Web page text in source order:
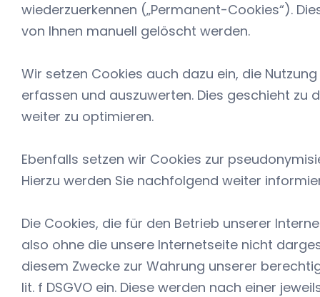
wiederzuerkennen („Permanent-Cookies“).
von Ihnen manuell gelöscht werden.
Wir setzen Cookies auch dazu ein, die
erfassen und auszuwerten. Dies geschieht zu
weiter zu optimieren.
Ebenfalls setzen wir Cookies zur
Hierzu werden Sie nachfolgend weiter
Die Cookies, die für den Betrieb unserer
also ohne die unsere Internetseite nicht
diesem Zwecke zur Wahrung unserer
lit. f DSGVO ein. Diese werden nach einer